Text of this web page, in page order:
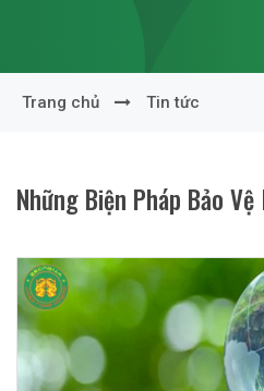
Trang chủ Tin tức
Những Biện Pháp Bảo